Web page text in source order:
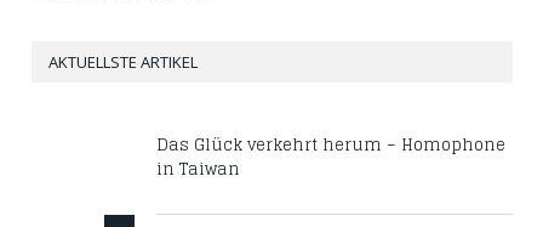
AKTUELLSTE ARTIKEL
Das Glück verkehrt herum – Homophone
in Taiwan